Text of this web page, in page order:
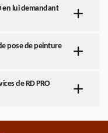
en lui demandant
pose de peinture
de RD PRO